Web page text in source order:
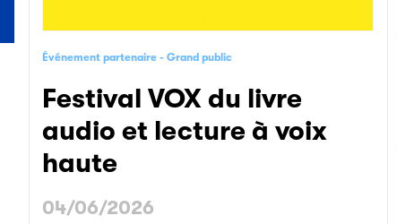
Événement partenaire Grand public
Festival VOX du livre
audio et lecture à voix
haute
04/06/2026